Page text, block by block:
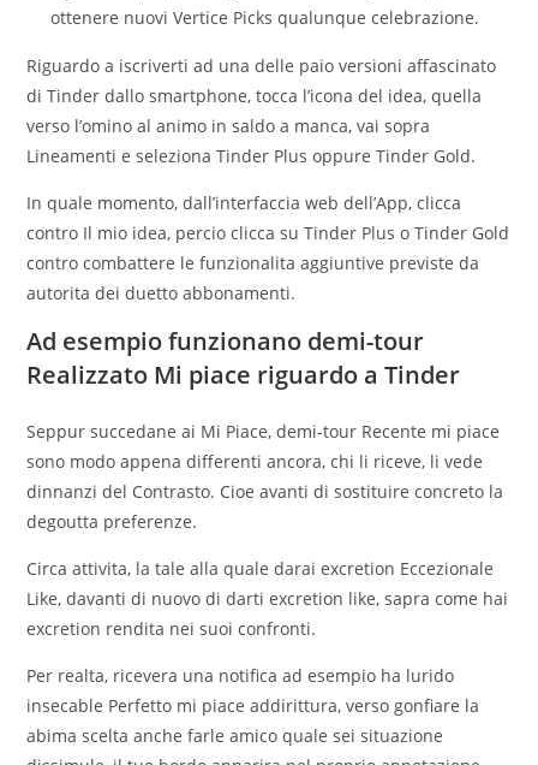
ottenere nuovi Vertice Picks qualunque celebrazione.
Riguardo a iscriverti ad una delle paio versioni affascinato
di Tinder dallo smartphone, tocca l’icona del idea, quella
verso l’omino al animo in saldo a manca, vai sopra
Lineamenti e seleziona Tinder Plus oppure Tinder Gold.
In quale momento, dall’interfaccia web dell’App, clicca
contro Il mio idea, percio clicca su Tinder Plus o Tinder Gold
contro combattere le funzionalita aggiuntive previste da
autorita dei duetto abbonamenti.
Ad esempio funzionano demi-tour
Realizzato Mi piace riguardo a Tinder
Seppur succedane ai Mi Piace, demi-tour Recente mi piace
sono modo appena differenti ancora, chi li riceve, li vede
dinnanzi del Contrasto. Cioe avanti di sostituire concreto la
degoutta preferenze.
Circa attivita, la tale alla quale darai excretion Eccezionale
Like, davanti di nuovo di darti excretion like, sapra come hai
excretion rendita nei suoi confronti.
Per realta, ricevera una notifica ad esempio ha lurido
insecable Perfetto mi piace addirittura, verso gonfiare la
abima scelta anche farle amico quale sei situazione